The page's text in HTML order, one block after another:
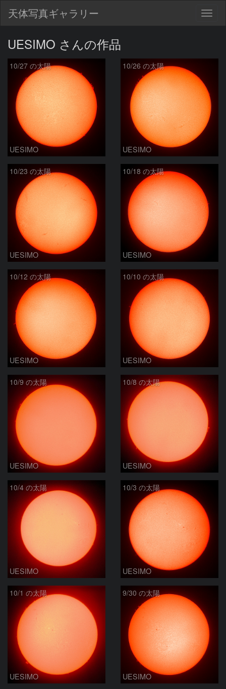
天体写真ギャラリー
UESIMO さんの作品
10/27 の太陽
UESIMO
10/26 の太陽
UESIMO
10/23 の太陽
UESIMO
10/18 の太陽
UESIMO
10/12 の太陽
UESIMO
10/10 の太陽
UESIMO
10/9 の太陽
UESIMO
10/8 の太陽
UESIMO
10/4 の太陽
UESIMO
10/3 の太陽
UESIMO
10/1 の太陽
UESIMO
9/30 の太陽
UESIMO